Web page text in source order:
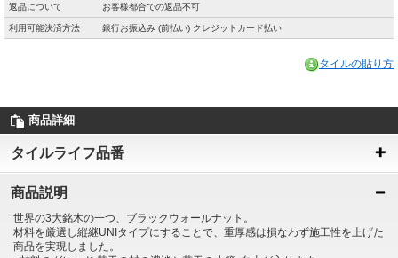
返品について お客様都合での返品不可
利用可能決済方法 銀行お振込み (前払い) クレジットカード払い
タイルの貼り方
商品詳細
タイルライフ品番
商品説明
世界の3大銘木の一つ、ブラックウォールナット。
材料を厳選し縦継UNIタイプにすることで、重厚感は損なわず施工性を上げた
商品を実現しました。